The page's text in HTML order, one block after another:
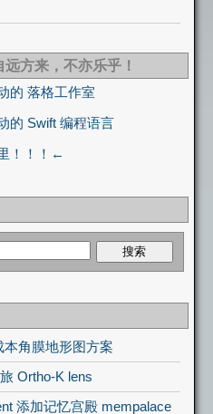
方来，不亦乐乎！
的 落格工作室
的 Swift 编程语言
！！！←
本角膜地形图方案
Ortho-K lens
添加记忆宫殿 mempalace